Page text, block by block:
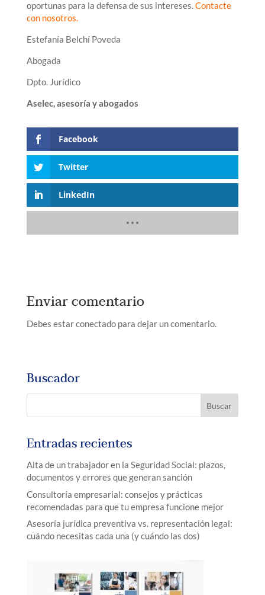
oportunas para la defensa de sus intereses.Contacte
con nosotros.
Estefanía Belchí Poveda
Abogada
Dpto. Jurídico
Aselec, asesoría y abogados
Facebook
Twitter
LinkedIn
Enviar comentario
Debes estar conectado para dejar un comentario.
Buscador
Entradas recientes
Alta de un trabajador en la Seguridad Social: plazos,
documentos y errores que generan sanción
Consultoría empresarial: consejos y prácticas
recomendadas para que tu empresa funcione mejor
Asesoría jurídica preventiva vs. representación legal:
cuándo necesitas cada una (y cuándo las dos)